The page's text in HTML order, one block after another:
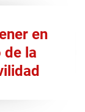
en
de la